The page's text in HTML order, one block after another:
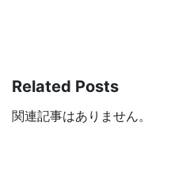
Related Posts
関連記事はありません。